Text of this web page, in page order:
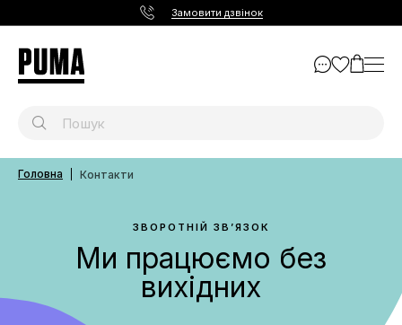
Замовити дзвінок
Головна Контакти
ЗВОРОТНІЙ ЗВ’ЯЗОК
Ми працюємо без
вихідних